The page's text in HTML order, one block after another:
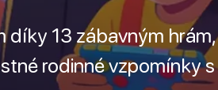
díky 13 zábavným hrám,
rodinné vzpomínky s